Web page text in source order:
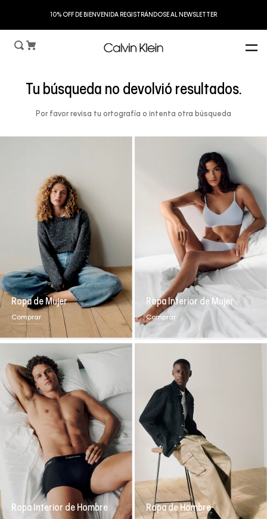
10% OFF DE BIENVENIDA REGISTRÁNDOSE AL NEWSLETTER
Tu búsqueda no devolvió resultados.
Por favor revisa tu ortografía o intenta otra búsqueda
Ropa de Mujer
Comprar
Ropa Interior de Mujer
Comprar
Ropa Interior de Hombre Ropa de Hombre